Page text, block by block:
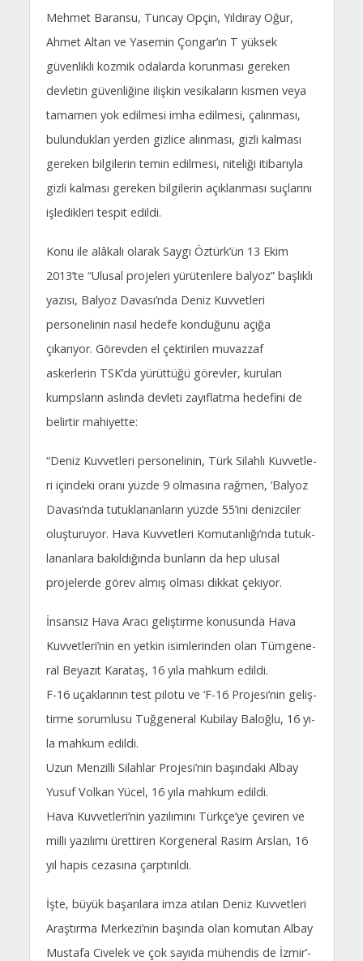
Mehmet Baransu, Tuncay Opçin, Yıldıray Oğur,
Ahmet Altan ve Yasemin Çongar’ın T yüksek
güvenlikli kozmik odalarda korunması gereken
devletin güvenliğine ilişkin vesikaların kısmen veya
tamamen yok edilmesi imha edilmesi, çalınması,
bulundukları yerden gizlice alınması, gizli kalması
gereken bilgilerin temin edilmesi, niteliği itibarıyla
gizli kalması gereken bilgilerin açıklanması suçlarını
işledikleri tespit edildi.
Konu ile alâkalı olarak Saygı Öztürk’ün 13 Ekim
2013’te “Ulusal projeleri yürütenlere balyoz” başlıklı
yazısı, Balyoz Davası’nda Deniz Kuvvetleri
personelinin nasıl hedefe konduğunu açığa
çıkarıyor. Görevden el çektirilen muvazzaf
askerlerin TSK’da yürüttüğü görevler, kurulan
kumpsların aslında devleti zayıflatma hedefini de
belirtir mahiyette:
“De­niz Kuv­vet­le­ri per­so­ne­li­nin, Türk Si­lah­lı Kuv­vet­le­
ri için­de­ki ora­nı yüz­de 9 ol­ma­sı­na rağ­men, ‘Bal­yoz
Da­va­sı­’n­da tu­tuk­la­nan­la­rın yüz­de 55’i­ni de­niz­ci­ler
oluş­tu­ru­yor. Ha­va Kuv­vet­le­ri Ko­mu­tan­lı­ğı­’n­da tu­tuk­
la­nan­la­ra ba­kıl­dı­ğın­da bun­la­rın da hep ulusal
projelerde görev almış olması dikkat çekiyor.
İn­san­sız Ha­va Ara­cı ge­liş­tir­me ko­nu­sun­da Ha­va
Kuv­vet­le­ri­’nin en yet­kin isim­le­rin­den olan Tüm­ge­ne­
ral Be­ya­zıt Ka­ra­taş, 16 yı­la mah­kum edil­di.
F-16 uçak­la­rı­nın test pi­lo­tu ve ‘F-16 Pro­je­si­’nin ge­liş­
tir­me so­rum­lu­su Tuğ­ge­ne­ral Ku­bi­lay Ba­loğ­lu, 16 yı­
la mah­kum edil­di.
Uzun Men­zil­li Si­lah­lar Pro­jesi­’nin ba­şın­da­ki Al­bay
Yu­suf Vol­kan Yü­cel, 16 yı­la mah­kum edil­di.
Ha­va Kuv­vet­le­ri­’nin ya­zı­lı­mı­nı Türk­çe­’ye çe­vi­ren ve
mil­li ya­zı­lı­mı üret­ti­ren Kor­ge­ne­ral Ra­sim Ars­lan, 16
yıl ha­pis ce­za­sı­na çarp­tı­rıl­dı.
İş­te, bü­yük ba­şa­rı­la­ra im­za atı­lan De­niz Kuv­vet­le­ri
Araş­tır­ma Mer­ke­zi­’nin ba­şın­da olan ko­mu­tan Al­bay
Mus­ta­fa Ci­ve­lek ve çok sa­yı­da mü­hen­dis de İz­mi­r’­